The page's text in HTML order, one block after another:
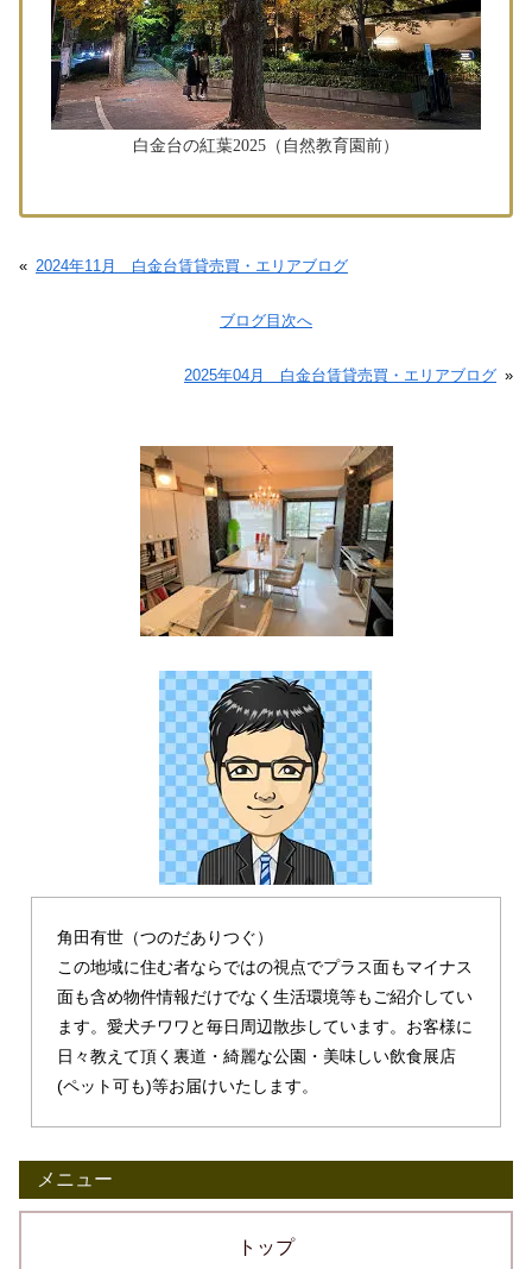
白金台の紅葉2025（自然教育園前）
« 2024年11月 白金台賃貸売買・エリアブログ
ブログ目次へ
2025年04月 白金台賃貸売買・エリアブログ »
角田有世（つのだありつぐ）
この地域に住む者ならではの視点でプラス面もマイナス
面も含め物件情報だけでなく生活環境等もご紹介してい
ます。愛犬チワワと毎日周辺散歩しています。お客様に
日々教えて頂く裏道・綺麗な公園・美味しい飲食展店
(ペット可も)等お届けいたします。
メニュー
トップ